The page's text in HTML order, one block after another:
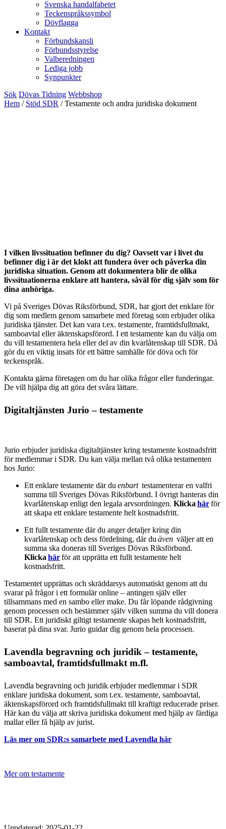
Svenska handalfabetet
Teckenspråkssymbol
Dövflagga
Kontakt
Förbundskansli
Förbundsstyrelse
Valberedningen
Lediga jobb
Synpunkter
Sök Dövas Tidning Webbshop
Hem / Stöd SDR /Testamente och andra juridiska dokument
I vilken livssituation befinner du dig? Oavsett var i livet du
befinner dig i är det klokt att fundera över och påverka din
juridiska situation. Genom att dokumentera blir de olika
livssituationerna enklare att hantera, såväl för dig själv som för
dina anhöriga.
Vi på Sveriges Dövas Riksförbund, SDR, har gjort det enklare för
dig som medlem genom samarbete med företag som erbjuder olika
juridiska tjänster. Det kan vara t.ex. testamente, framtidsfullmakt,
samboavtal eller äktenskapsförord. I ett testamente kan du välja om
du vill testamentera hela eller del av din kvarlåtenskap till SDR. Då
gör du en viktig insats för ett bättre samhälle för döva och för
teckenspråk.
Kontakta gärna företagen om du har olika frågor eller funderingar.
De vill hjälpa dig att göra det svåra lättare.
Digitaltjänsten Jurio – testamente
Jurio erbjuder juridiska digitaltjänster kring testamente kostnadsfritt
för medlemmar i SDR. Du kan välja mellan två olika testamenten
hos Jurio:
Ett enklare testamente där du enbarttestamenterar en valfri
summa till Sveriges Dövas Riksförbund. I övrigt hanteras din
kvarlåtenskap enligt den legala arvsordningen. Klicka härför
att skapa ett enklare testamente helt kostnadsfritt.
Ett fullt testamente där du anger detaljer kring din
kvarlåtenskap och dess fördelning, där du även väljer att en
summa ska doneras till Sveriges Dövas Riksförbund.
Klicka härför att upprätta ett fullt testamente helt
kostnadsfritt.
Testamentet upprättas och skräddarsys automatiskt genom att du
svarar på frågor i ett formulär online – antingen själv eller
tillsammans med en sambo eller make. Du får löpande rådgivning
genom processen och bestämmer själv vilken summa du vill donera
till SDR. Ett juridiskt giltigt testamente skapas helt kostnadsfritt,
baserat på dina svar. Jurio guidar dig genom hela processen.
Lavendla begravning och juridik – testamente,
samboavtal, framtidsfullmakt m.fl.
Lavendla begravning och juridik erbjuder medlemmar i SDR
enklare juridiska dokument, som t.ex. testamente, samboavtal,
äktenskapsförord och framtidsfullmakt till kraftigt reducerade priser.
Här kan du välja att skriva juridiska dokument med hjälp av färdiga
mallar eller få hjälp av jurist.
Läs mer om SDR:s samarbete med Lavendla här
Mer om testamente